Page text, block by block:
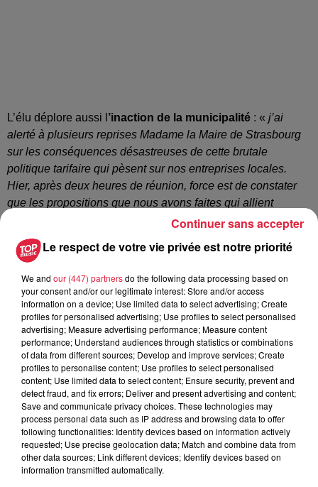
L’élu déplore aussi l ’inaction de la municipalité : « j’ai
alerté à plusieurs reprises Madame la Maire de Strasbourg
sur les conséquences désastreuses de cette brutale
politique tarifaire qui pèsent sur nos entreprises locales.
Hier, après deux heures de réunion, force est de constater
que les propositions que nous avons faites qui allient
économie et écologie n’ont pas été entendues.»
200 euros de stationnement par mois pour certains
employés
Même constat du côté de la clinique de l’Orangerie. Le 30
mai, les employés de cet hôpital privé ont déployé une
banderole sur les murs de leurs locaux. Aurélie Martin-
Faber, infirmière de la clinique, publie la photo de cette toile
sur son compte Facebook.«Plus de 200 euros de frais de
stationnement pour pouvoir venir travailleret prendre en
soins nos concitoyens, vous trouvez ça juste ?».
Le respect de votre vie privée est notre priorité
We and our (447) partnersdo the following data processing based on
your consent and/or our legitimate interest: Store and/or access
information on a device; Use limited data to select advertising; Create
profiles for personalised advertising; Use profiles to select personalised
advertising; Measure advertising performance; Measure content
performance; Understand audiences through statistics or combinations
of data from different sources; Develop and improve services; Create
profiles to personalise content; Use profiles to select personalised
content; Use limited data to select content; Ensure security, prevent and
detect fraud, and fix errors; Deliver and present advertising and content;
Save and communicate privacy choices. These technologies may
process personal data such as IP address and browsing data to offer
following functionalities: Identify devices based on information actively
requested; Use precise geolocation data; Match and combine data from
other data sources; Link different devices; Identify devices based on
information transmitted automatically.
Continuer sans accepter